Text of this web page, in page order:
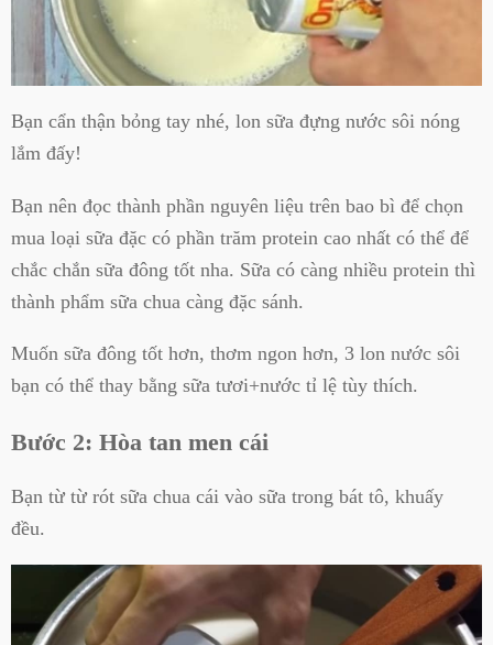
Bạn cẩn thận bỏng tay nhé, lon sữa đựng nước sôi nóng
lắm đấy!
Bạn nên đọc thành phần nguyên liệu trên bao bì để chọn
mua loại sữa đặc có phần trăm protein cao nhất có thể để
chắc chắn sữa đông tốt nha. Sữa có càng nhiều protein thì
thành phẩm sữa chua càng đặc sánh.
Muốn sữa đông tốt hơn, thơm ngon hơn, 3 lon nước sôi
bạn có thể thay bằng sữa tươi+nước tỉ lệ tùy thích.
Bước 2: Hòa tan men cái
Bạn từ từ rót sữa chua cái vào sữa trong bát tô, khuấy
đều.